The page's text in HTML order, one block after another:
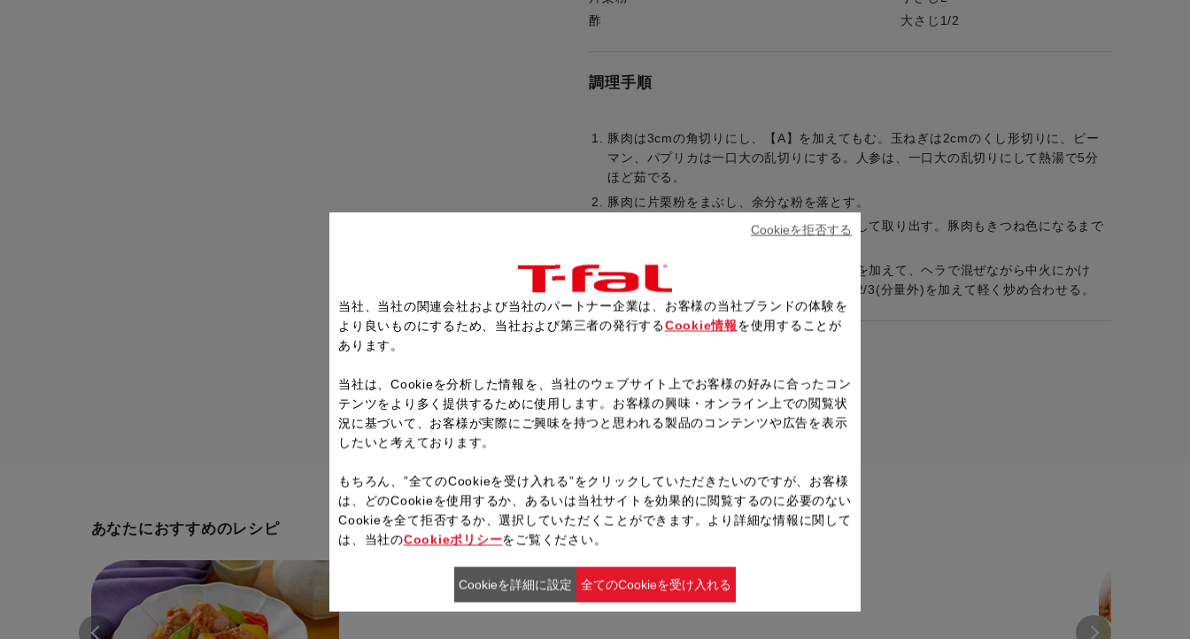
酢
大さじ1/2
調理手順
豚肉は3cmの角切りにし、【A】を加えてもむ。玉ねぎは2cmのくし形切りに、ピー
マン、パプリカは一口大の乱切りにする。人参は、一口大の乱切りにして熱湯で5分
ほど茹でる。
豚肉に片栗粉をまぶし、余分な粉を落とす。
マルチポットに油を熱して、野菜を素揚げして取り出す。豚肉もきつね色になるまで
マルチポットの油を切り、甘酢あんの材料を加えて、ヘラで混ぜながら中火にかけ
る。トロミがついたら③とサラダ油小さじ2/3(分量外)を加えて軽く炒め合わせる。
レシピ一覧へ戻る
あなたにおすすめのレシピ
当社、当社の関連会社および当社のパートナー企業は、お客様の当社ブランドの体験を
より良いものにするため、当社および第三者の発行するCookie情報 を使用することが
あります。
当社は、Cookieを分析した情報を、当社のウェブサイト上でお客様の好みに合ったコン
テンツをより多く提供するために使用します。お客様の興味・オンライン上での閲覧状
況に基づいて、お客様が実際にご興味を持つと思われる製品のコンテンツや広告を表示
したいと考えております。
もちろん、”全てのCookieを受け入れる”をクリックしていただきたいのですが、お客様
は、どのCookieを使用するか、あるいは当社サイトを効果的に閲覧するのに必要のない
Cookieを全て拒否するか、選択していただくことができます。より詳細な情報に関して
は、当社のCookieポリシーをご覧ください。
Cookieを拒否する
Cookieを詳細に設定 全てのCookieを受け入れる